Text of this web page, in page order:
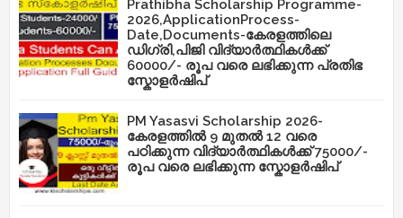
Prathibha Scholarship Programme-
2026,ApplicationProcess-
Date,Documents-കേരളത്തിലെ
ഡിഗ്രി,പിജി വിദ്യാർത്ഥികൾക്ക്
60000/- രൂപ വരെ ലഭിക്കുന്ന പ്രതിഭ
സ്കോളർഷിപ്
PM Yasasvi Scholarship 2026-
കേരളത്തിൽ 9 മുതൽ 12 വരെ
പഠിക്കുന്ന വിദ്യാർത്ഥികൾക്ക് 75000/-
രൂപ വരെ ലഭിക്കുന്ന സ്കോളർഷിപ്